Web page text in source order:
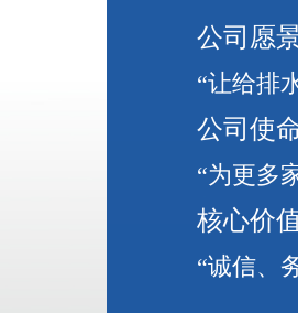
公司愿
“让给排
公司使
“为更多
核心价
“诚信、